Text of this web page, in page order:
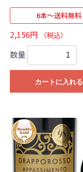
6本～送料無料
2,156円 （税込）
数量
カートに入れる